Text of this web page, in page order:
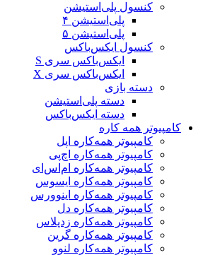
کنسول پلی‌استیشن
پلی‌استیشن ۴
پلی‌استیشن ۵
کنسول ایکس‌باکس
ایکس‌باکس سری S
ایکس‌باکس سری X
دسته بازی
دسته پلی‌استیشن
دسته ایکس‌باکس
کامپیوتر همه کاره
کامپیوتر همه‌کاره اپل
کامپیوتر همه‌کاره اچ‌پی
کامپیوتر همه‌کاره ام‌اس‌ای
کامپیوتر همه‌کاره ایسوس
کامپیوتر همه‌کاره اینوورس
کامپیوتر همه‌کاره دل
کامپیوتر همه‌کاره زدپلاس
کامپیوتر همه‌کاره گرین
کامپیوتر همه‌کاره لنوو